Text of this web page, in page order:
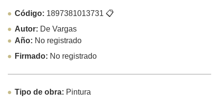
Código: 1897381013731 📋
Autor: De Vargas
Año: No registrado
Firmado: No registrado
Tipo de obra: Pintura